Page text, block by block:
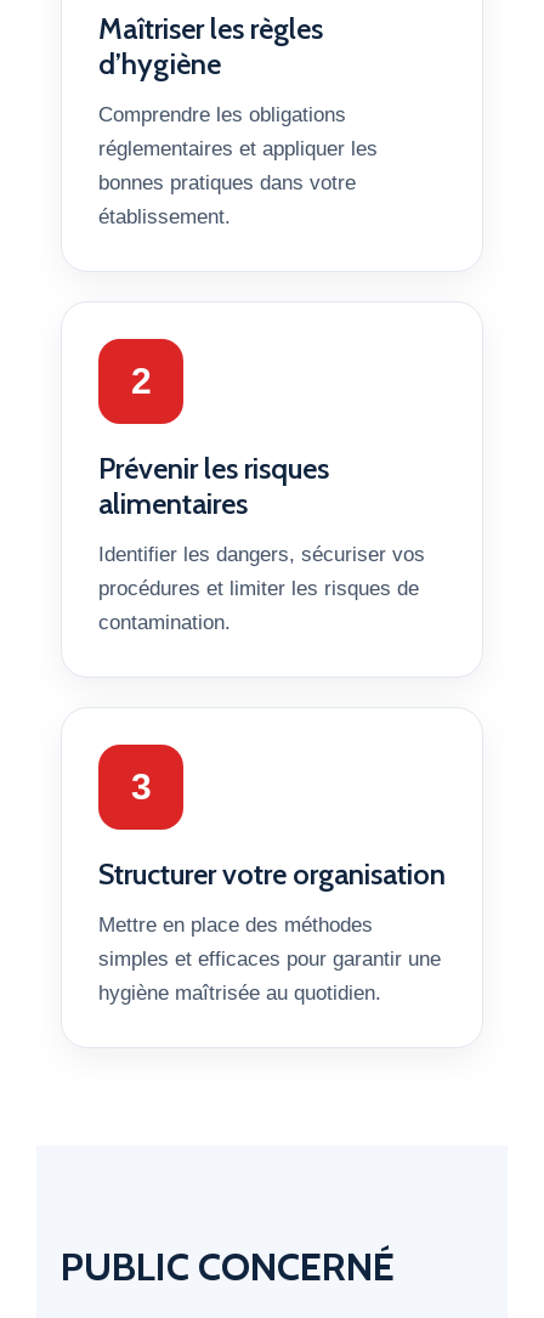
Maîtriser les règles
d’hygiène
Comprendre les obligations
réglementaires et appliquer les
bonnes pratiques dans votre
établissement.
2
Prévenir les risques
alimentaires
Identifier les dangers, sécuriser vos
procédures et limiter les risques de
contamination.
3
Structurer votre organisation
Mettre en place des méthodes
simples et efficaces pour garantir une
hygiène maîtrisée au quotidien.
PUBLIC CONCERNÉ